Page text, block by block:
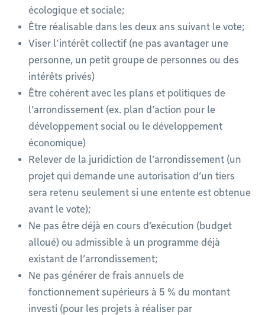
écologique et sociale;
Être réalisable dans les deux ans suivant le vote;
Viser l’intérêt collectif (ne pas avantager une
personne, un petit groupe de personnes ou des
intérêts privés)
Être cohérent avec les plans et politiques de
l’arrondissement (ex. plan d’action pour le
développement social ou le développement
économique)
Relever de la juridiction de l’arrondissement (un
projet qui demande une autorisation d’un tiers
sera retenu seulement si une entente est obtenue
avant le vote);
Ne pas être déjà en cours d’exécution (budget
alloué) ou admissible à un programme déjà
existant de l’arrondissement;
Ne pas générer de frais annuels de
fonctionnement supérieurs à 5 % du montant
investi (pour les projets à réaliser par